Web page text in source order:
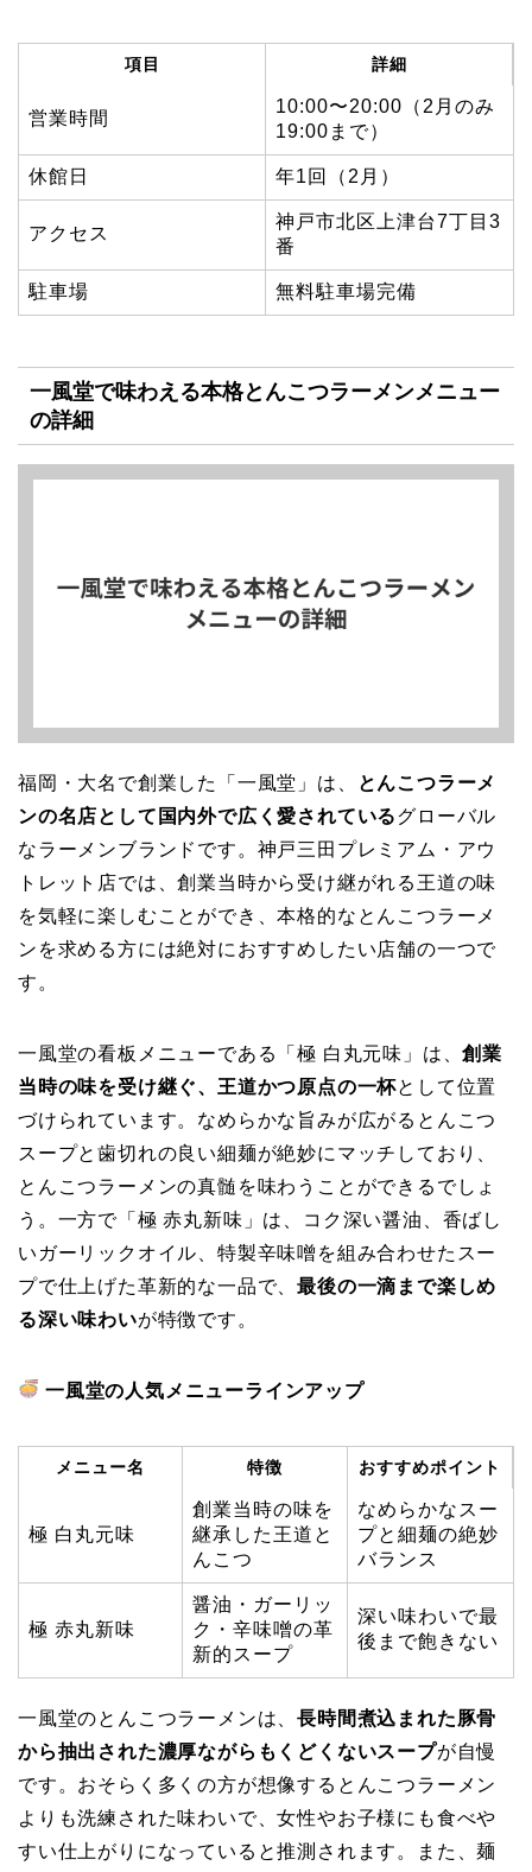
項目 詳細
営業時間
10:00〜20:00（2月のみ
19:00まで）
休館日 年1回（2月）
アクセス
神戸市北区上津台7丁目3
番
駐車場 無料駐車場完備
一風堂で味わえる本格とんこつラーメンメニュー
の詳細
福岡・大名で創業した「一風堂」は、
とんこつラーメ
ンの名店として国内外で広く愛されているグローバル
なラーメンブランドです。神戸三田プレミアム・アウ
トレット店では、創業当時から受け継がれる王道の味
を気軽に楽しむことができ、本格的なとんこつラーメ
ンを求める方には絶対におすすめしたい店舗の一つで
す。
一風堂の看板メニューである「極 白丸元味」は、創業
当時の味を受け継ぐ、王道かつ原点の一杯として位置
づけられています。なめらかな旨みが広がるとんこつ
スープと歯切れの良い細麺が絶妙にマッチしており、
とんこつラーメンの真髄を味わうことができるでしょ
う。一方で「極 赤丸新味」は、コク深い醤油、香ばし
いガーリックオイル、特製辛味噌を組み合わせたスー
プで仕上げた革新的な一品で、最後の一滴まで楽しめ
る深い味わいが特徴です。
一風堂の人気メニューラインアップ
メニュー名 特徴 おすすめポイント
極 白丸元味
創業当時の味を
継承した王道と
んこつ
なめらかなスー
プと細麺の絶妙
バランス
極 赤丸新味
醤油・ガーリッ
ク・辛味噌の革
新的スープ
深い味わいで最
後まで飽きない
一風堂のとんこつラーメンは、長時間煮込まれた豚骨
から抽出された濃厚ながらもくどくないスープが自慢
です。おそらく多くの方が想像するとんこつラーメン
よりも洗練された味わいで、女性やお子様にも食べや
すい仕上がりになっていると推測されます。また、麺